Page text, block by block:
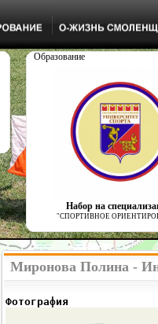
Образование
Набор на
"СПОРТИВНОЕ
Миронова Полина -
Фотография